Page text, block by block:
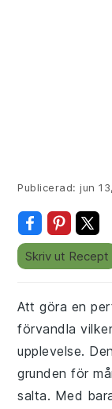
Publicerad:jun
Skriv ut Recept
Att göra en
förvandla
upplevelse.
grunden för
salta. Med